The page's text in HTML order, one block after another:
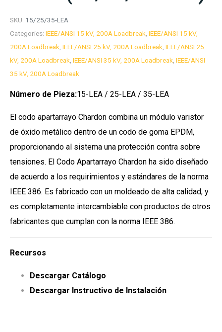
SKU: 15/25/35-LEA
Categories: IEEE/ANSI 15 kV, 200A Loadbreak IEEE/ANSI 15 kV,
200A Loadbreak IEEE/ANSI 25 kV, 200A Loadbreak IEEE/ANSI 25
kV, 200A Loadbreak IEEE/ANSI 35 kV, 200A Loadbreak IEEE/ANSI
35 kV, 200A Loadbreak
Número de Pieza:15-LEA / 25-LEA / 35-LEA
El codo apartarrayo Chardon combina un módulo varistor
de óxido metálico dentro de un codo de goma EPDM,
proporcionando al sistema una protección contra sobre
tensiones. El Codo Apartarrayo Chardon ha sido diseñado
de acuerdo a los requirimientos y estándares de la norma
IEEE 386. Es fabricado con un moldeado de alta calidad, y
es completamente intercambiable con productos de otros
fabricantes que cumplan con la norma IEEE 386.
Recursos
Descargar Catálogo
Descargar Instructivo de Instalación